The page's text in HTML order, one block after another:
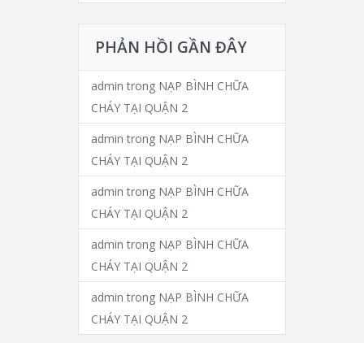
PHẢN HỒI GẦN ĐÂY
admin trong NẠP BÌNH CHỮA
CHÁY TẠI QUẬN 2
admin trong NẠP BÌNH CHỮA
CHÁY TẠI QUẬN 2
admin trong NẠP BÌNH CHỮA
CHÁY TẠI QUẬN 2
admin trong NẠP BÌNH CHỮA
CHÁY TẠI QUẬN 2
admin trong NẠP BÌNH CHỮA
CHÁY TẠI QUẬN 2